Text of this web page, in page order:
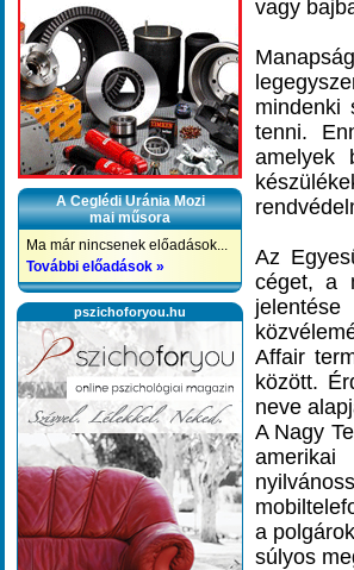
A Ceglédi Uránia Mozi
mai műsora
Ma már nincsenek előadások...
További előadások »
pszichoforyou.hu
vagy
mindenki
tenni.
amelyek
Az
céget, a
Affair
között.
neve
A Nagy
a
súlyos